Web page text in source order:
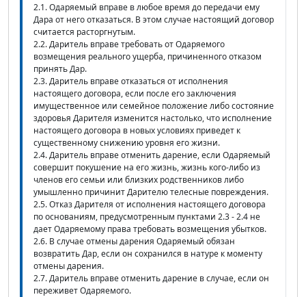
2.1. Одаряемый вправе в любое время до передачи ему
Дара от него отказаться. В этом случае настоящий договор
считается расторгнутым.
2.2. Даритель вправе требовать от Одаряемого
возмещения реального ущерба, причиненного отказом
принять Дар.
2.3. Даритель вправе отказаться от исполнения
настоящего договора, если после его заключения
имущественное или семейное положение либо состояние
здоровья Дарителя изменится настолько, что исполнение
настоящего договора в новых условиях приведет к
существенному снижению уровня его жизни.
2.4. Даритель вправе отменить дарение, если Одаряемый
совершит покушение на его жизнь, жизнь кого-либо из
членов его семьи или близких родственников либо
умышленно причинит Дарителю телесные повреждения.
2.5. Отказ Дарителя от исполнения настоящего договора
по основаниям, предусмотренным пунктами 2.3 - 2.4 не
дает Одаряемому права требовать возмещения убытков.
2.6. В случае отмены дарения Одаряемый обязан
возвратить Дар, если он сохранился в натуре к моменту
отмены дарения.
2.7. Даритель вправе отменить дарение в случае, если он
переживет Одаряемого.